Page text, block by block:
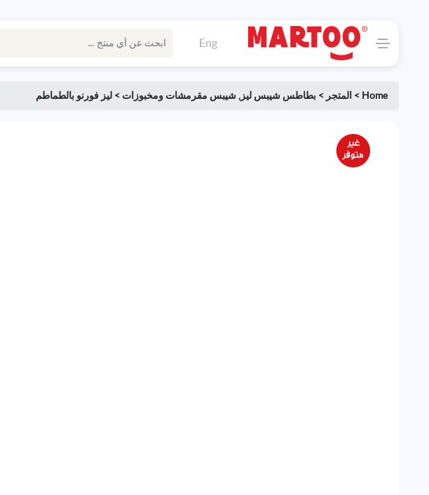
Eng
Home
> المتجر >بطاطس شيبس ليز,شيبس مقرمشات ومخبوزات >ليز فورنو بالطماطم